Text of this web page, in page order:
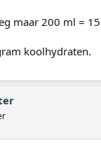
maar 200 ml =
koolhydraten.